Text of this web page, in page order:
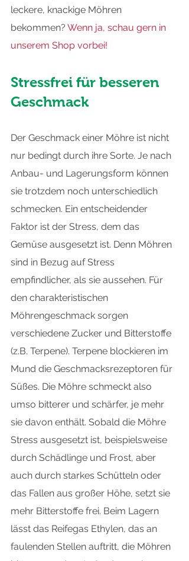
leckere, knackige Möhren
bekommen? Wenn ja, schau gern in
unserem Shop vorbei!
Stressfrei für besseren
Geschmack
Der Geschmack einer Möhre ist nicht
nur bedingt durch ihre Sorte. Je nach
Anbau- und Lagerungsform können
sie trotzdem noch unterschiedlich
schmecken. Ein entscheidender
Faktor ist der Stress, dem das
Gemüse ausgesetzt ist. Denn Möhren
sind in Bezug auf Stress
empfindlicher, als sie aussehen. Für
den charakteristischen
Möhrengeschmack sorgen
verschiedene Zucker und Bitterstoffe
(z.B. Terpene). Terpene blockieren im
Mund die Geschmacksrezeptoren für
Süßes. Die Möhre schmeckt also
umso bitterer und schärfer, je mehr
sie davon enthält. Sobald die Möhre
Stress ausgesetzt ist, beispielsweise
durch Schädlinge und Frost, aber
auch durch starkes Schütteln oder
das Fallen aus großer Höhe, setzt sie
mehr Bitterstoffe frei. Beim Lagern
lässt das Reifegas Ethylen, das an
faulenden Stellen auftritt, die Möhren